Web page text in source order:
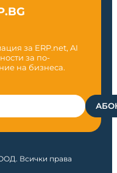
за ERP.net, AI
за по-
на бизнеса.
Всички права